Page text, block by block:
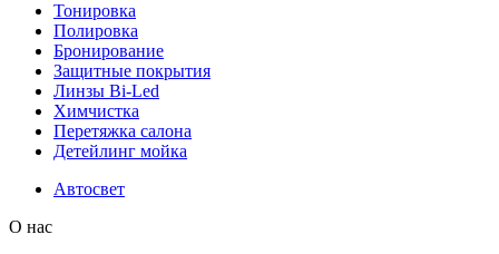
Тонировка
Полировка
Бронирование
Защитные покрытия
Линзы Bi-Led
Химчистка
Перетяжка салона
Детейлинг мойка
Автосвет
О нас